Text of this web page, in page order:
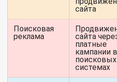
сайта
Поисковая
реклама
сайта
платные
кампании в
поисковых
системах